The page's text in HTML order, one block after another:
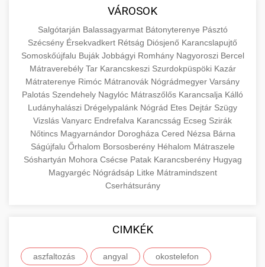
minőségi backlink szolgáltatás
közgazdaságtanban és az üzleti életben.
kategóriákat.
en.wikipedia.org gazdasági koncepciók
Információk az EU finanszírozási
lehetőségeiről, pályázatokról és pénzügyi
támogatási programokról. Maradjon tájékozott
a vállalkozások és projektek számára elérhető
forrásokról.
kozter.com - EU-s pénzek
EU pályázati programok
🚀 7. SEO Ügynökség +
Szakértő keresőmotor-optimalizálási
szolgáltatások webhelye láthatóságának és
organikus forgalmának javításához. Technikai
SEO, tartalom optimalizálás és még sok más.
onlinemarketing101.biz
keresési optimalizálási szakértők
💎 8. Mellplasztika +
Professzionális mellnagyobbítási szolgáltatások
tapasztalt sebészekkel. Tudjon meg többet az
eljárásokról, a gyógyulásról és a konzultációs
lehetőségekről az esztétikai fejlesztéshez.
✨ 9. Hasplasztika +
Szakértő hasplasztikai eljárások laposabb,
feszesebb has eléréséhez. Konzultáció
szeptest.com has kontúrozó műtét
👁️ 10. Szemhéjplasztika
megjelenése frissítéséhez. Felső és alsó
szemhéjműtét tapasztalt kozmetikai
sebészekkel.
150%-os Növelése
+
VÁROSOK
Salgótarján Balassagyarmat Bátonyterenye Pásztó
Szécsény Érsekvadkert Rétság Diósjenő Karancslapujtő
Somoskőújfalu Buják Jobbágyi Romhány Nagyoroszi Bercel
Mátraverebély Tar Karancskeszi Szurdokpüspöki Kazár
Mátraterenye Rimóc Mátranovák Nógrádmegyer Varsány
Palotás Szendehely Nagylóc Mátraszőlős Karancsalja Kálló
Ludányhalászi Drégelypalánk Nógrád Etes Dejtár Szügy
Vizslás Vanyarc Endrefalva Karancsság Ecseg Szirák
Nőtincs Magyarnándor Dorogháza Cered Nézsa Bárna
Ságújfalu Őrhalom Borsosberény Héhalom Mátraszele
Sóshartyán Mohora Csécse Patak Karancsberény Hugyag
Magyargéc Nógrádsáp Litke Mátramindszent
Cserhátsurány
CIMKÉK
aszfaltozás angyal okostelefon